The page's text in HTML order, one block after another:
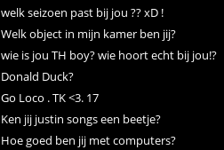
welk seizoen past bij jou ?? xD !
Welk object in mijn kamer ben jij?
wie is jou TH boy? wie hoort echt bij jou!?
Donald Duck?
Go Loco . TK <3. 17
Ken jij justin songs een beetje?
Hoe goed ben jij met computers?